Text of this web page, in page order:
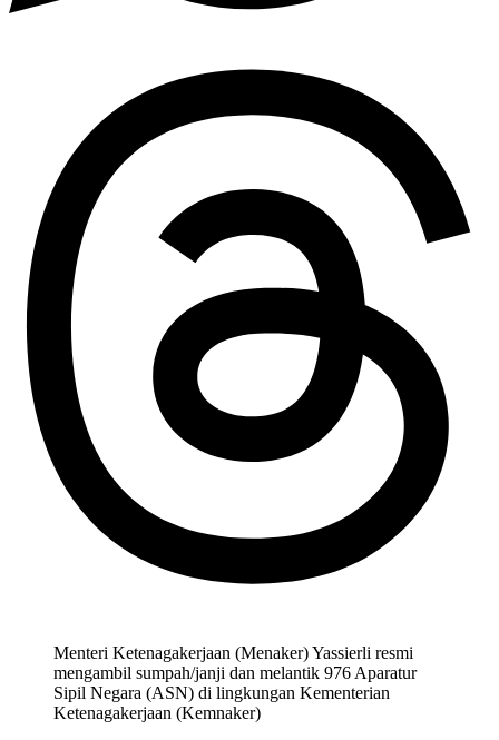
Menteri Ketenagakerjaan (Menaker) Yassierli resmi
mengambil sumpah/janji dan melantik 976 Aparatur
Sipil Negara (ASN) di lingkungan Kementerian
Ketenagakerjaan (Kemnaker)